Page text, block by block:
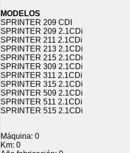
MODELOS
SPRINTER 209 CDI
SPRINTER 209 2.1CDi
SPRINTER 211 2.1CDi
SPRINTER 213 2.1CDi
SPRINTER 215 2.1CDi
SPRINTER 309 2.1CDi
SPRINTER 311 2.1CDi
SPRINTER 315 2.1CDi
SPRINTER 509 2.1CDi
SPRINTER 511 2.1CDi
SPRINTER 515 2.1CDi
Máquina: 0
Km: 0